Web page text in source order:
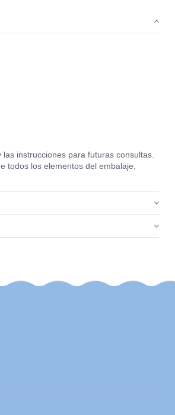
instrucciones para futuras consultas.
todos los elementos del embalaje,